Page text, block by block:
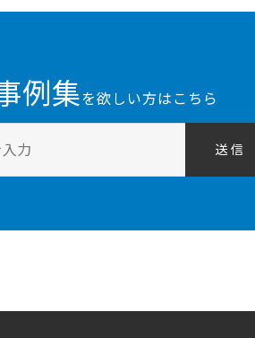
例集を欲しい方はこちら
送 信